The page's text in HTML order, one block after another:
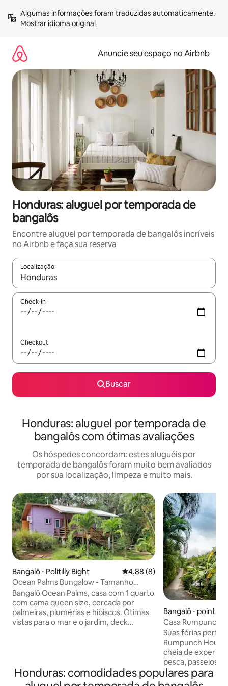
para
Mostrar idioma original
Anuncie seu espaço no Airbnb
Honduras: aluguel por temporada de
bangalôs
Encontre aluguel por temporada de bangalôs incríveis
no Airbnb e faça sua reserva
Localização
Quando os resultados estiverem disponíveis, explore-os
Check-in
Checkout
Buscar
Honduras: aluguel por temporada de
bangalôs com ótimas avaliações
Os hóspedes concordam: estes aluguéis por
temporada de bangalôs foram muito bem avaliados
por sua localização, limpeza e muito mais.
Bangalô ⋅ Politilly Bight 4,88 de uma avaliação média
4,88 (8)
Ocean Palms Bungalow - Tamanho
perfeito
Bangalô Ocean Palms, casa com 1 quarto
com cama queen size, cercada por
palmeiras, plumérias e hibiscos. Ótimas
vistas para o mar e o jardim, deck
sistema solar com baterias, sem surtos
de energia ou interrupções de
Bangalô ⋅ point
Casa Rumpunch -
grande com
Suas férias
Rumpunch
cheia de
pesca, passeios,
bem-estar. Um
ainda passa
Honduras: comodidades populares para